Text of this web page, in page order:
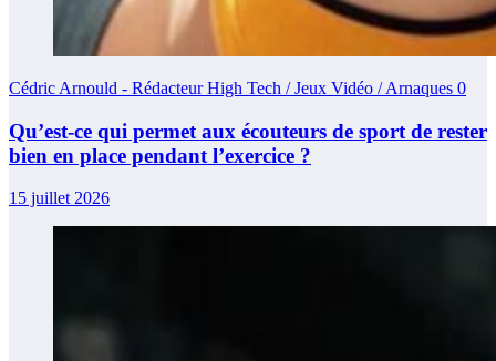
Cédric Arnould - Rédacteur High Tech / Jeux Vidéo / Arnaques 0
Qu’est-ce qui permet aux écouteurs de sport de rester
bien en place pendant l’exercice ?
15 juillet 2026